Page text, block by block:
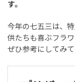
す。
今年の七五三は、
供たちも喜ぶフラ
ぜひ参考にしてみ